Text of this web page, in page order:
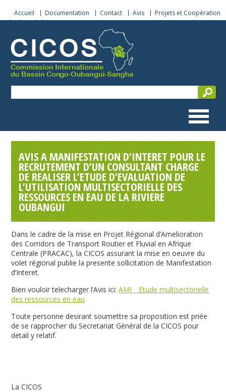
Accueil Documentation Contact Avis
Projets et Coopération
Sécurité de navigation
AVIS A MANIFESTATION D’INTERET POUR LE
RECRUTEMENT D’UN CONSULTANT CHARGE
DE REALISER L’ETUDE D’EVALUATION DE
L’UTILISATION MULTISECTORIELLE DES
RESSOURCES EN EAU DE LA RIVIERE
OUBANGUI
Dans le cadre de la mise en Projet Régional d’Amelioration
des Corridors de Transport Routier et Fluvial en Afrique
Centrale (PRACAC), la CICOS assurant la mise en oeuvre du
volet régional publie la presente sollicitation de Manifestation
d’Interet.
Bien vouloir telecharger l’Avis ici:AMI _ Etude multisectorielle
des ressources en eau
Toute personne desirant soumettre sa proposition est priée
de se rapprocher du Secretariat Général de la CICOS pour
detail y relatif.
La CICOS